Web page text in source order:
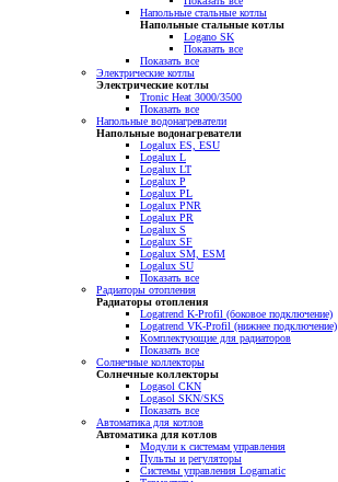
Напольные стальные котлы
Напольные стальные котлы
Logano SK
Показать все
Показать все
Электрические котлы
Электрические котлы
Tronic Heat 3000/3500
Показать все
Напольные водонагреватели
Напольные водонагреватели
Logalux ES, ESU
Logalux L
Logalux LT
Logalux P
Logalux PL
Logalux PNR
Logalux PR
Logalux S
Logalux SF
Logalux SM, ESM
Logalux SU
Показать все
Радиаторы отопления
Радиаторы отопления
Logatrend K-Profil (боковое подключение)
Logatrend VK-Profil (нижнее подключение)
Комплектующие для радиаторов
Показать все
Солнечные коллекторы
Солнечные коллекторы
Logasol CKN
Logasol SKN/SKS
Показать все
Автоматика для котлов
Автоматика для котлов
Модули к системам управления
Пульты и регуляторы
Системы управления Logamatic